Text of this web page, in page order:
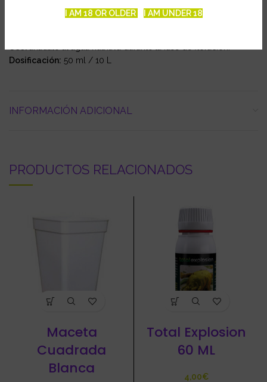
I AM 18 OR OLDER I AM UNDER 18
como a vitaminas
ligeramente ácido
Dosificación: 50 ml / 10 L
INFORMACIÓN ADICIONAL
PRODUCTOS RELACIONADOS
Maceta
Cuadrada
Blanca
Total Explosion
60 ML
€